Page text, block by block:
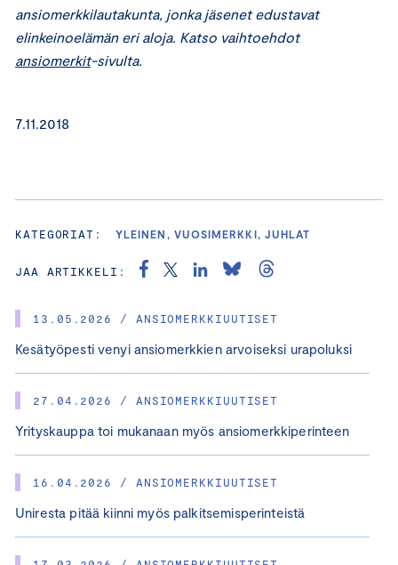
7.11.2018
KATEGORIAT: YLEINEN, VUOSIMERKKI, JUHLAT
JAA ARTIKKELI:
13.05.2026 / ANSIOMERKKIUUTISET
Kesätyöpesti venyi ansiomerkkien arvoiseksi urapoluksi
27.04.2026 / ANSIOMERKKIUUTISET
Yrityskauppa toi mukanaan myös ansiomerkkiperinteen
16.04.2026 / ANSIOMERKKIUUTISET
Uniresta pitää kiinni myös palkitsemisperinteistä
ansiomerkkilautakunta, jonka jäsenet edustavat
elinkeinoelämän eri aloja. Katso vaihtoehdot
ansiomerkit-sivulta.